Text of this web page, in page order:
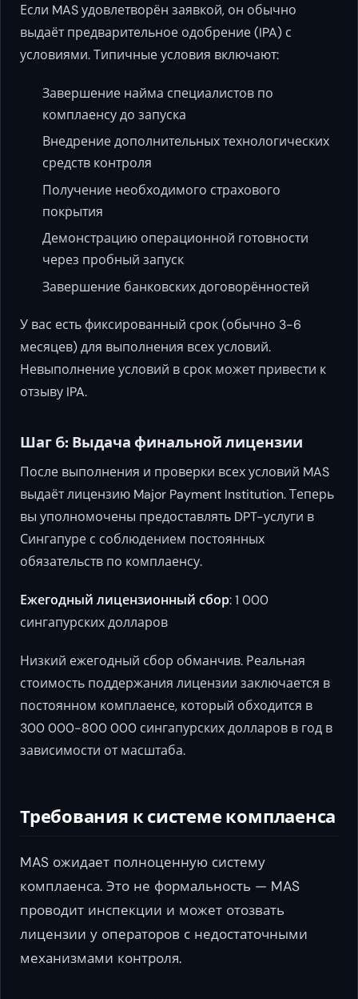
Если MAS удовлетворён заявкой, он обычно
выдаёт предварительное одобрение (IPA) с
условиями. Типичные условия включают:
Завершение найма специалистов по
комплаенсу до запуска
Внедрение дополнительных технологических
средств контроля
Получение необходимого страхового
покрытия
Демонстрацию операционной готовности
через пробный запуск
Завершение банковских договорённостей
У вас есть фиксированный срок (обычно 3-6
месяцев) для выполнения всех условий.
Невыполнение условий в срок может привести к
отзыву IPA.
Шаг 6: Выдача финальной лицензии
После выполнения и проверки всех условий MAS
выдаёт лицензию Major Payment Institution. Теперь
вы уполномочены предоставлять DPT-услуги в
Сингапуре с соблюдением постоянных
обязательств по комплаенсу.
Ежегодный лицензионный сбор: 1 000
сингапурских долларов
Низкий ежегодный сбор обманчив. Реальная
стоимость поддержания лицензии заключается в
постоянном комплаенсе, который обходится в
300 000-800 000 сингапурских долларов в год в
зависимости от масштаба.
Требования к системе комплаенса
MAS ожидает полноценную систему
комплаенса. Это не формальность — MAS
проводит инспекции и может отозвать
лицензии у операторов с недостаточными
механизмами контроля.